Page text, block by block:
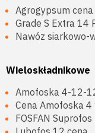
Agrogypsum cena
Grade S Extra 14
Nawóz siarkowo-
Wieloskładnikowe
Amofoska 4-12-
Cena Amofoska 4
FOSFAN